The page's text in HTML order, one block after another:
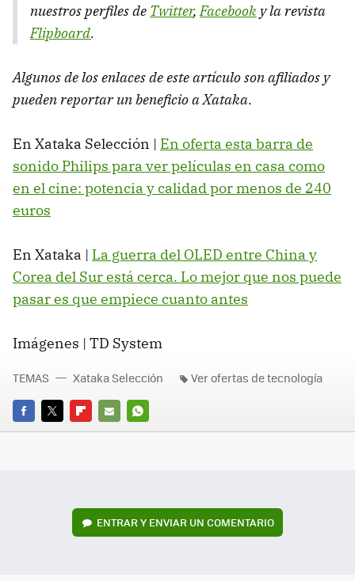
nuestros perfiles de Twitter,Facebook y la revista
Flipboard.
Algunos de los enlaces de este artículo son afiliados y
pueden reportar un beneficio a Xataka.
En Xataka Selección | En oferta esta barra de
sonido Philips para ver películas en casa como
en el cine: potencia y calidad por menos de 240
euros
En Xataka | La guerra del OLED entre China y
Corea del Sur está cerca. Lo mejor que nos puede
pasar es que empiece cuanto antes
Imágenes | TD System
FACEBOOK
TWITTERFLIPBOARD
E-
WHATSAPP
TEMAS Xataka Selección Ver ofertas de tecnología
ENTRAR Y ENVIAR UN COMENTARIO